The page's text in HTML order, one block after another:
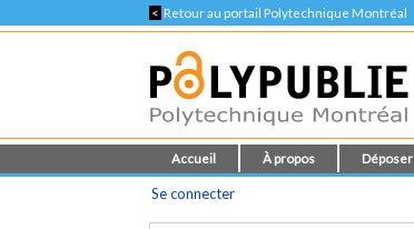
< Retour au portail Polytechnique Montréal
Accueil À propos Déposer
Se connecter